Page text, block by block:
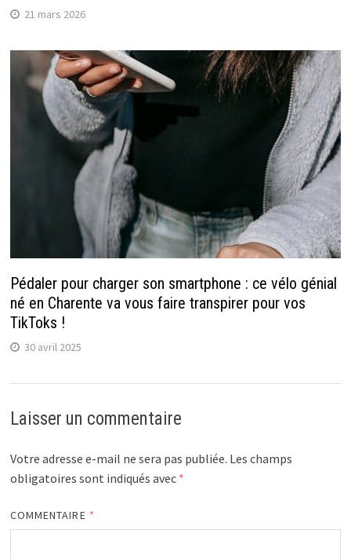
21 mars 2026
Pédaler pour charger son smartphone : ce vélo génial
né en Charente va vous faire transpirer pour vos
TikToks !
30 avril 2025
Laisser un commentaire
Votre adresse e-mail ne sera pas publiée. Les champs
obligatoires sont indiqués avec *
COMMENTAIRE *